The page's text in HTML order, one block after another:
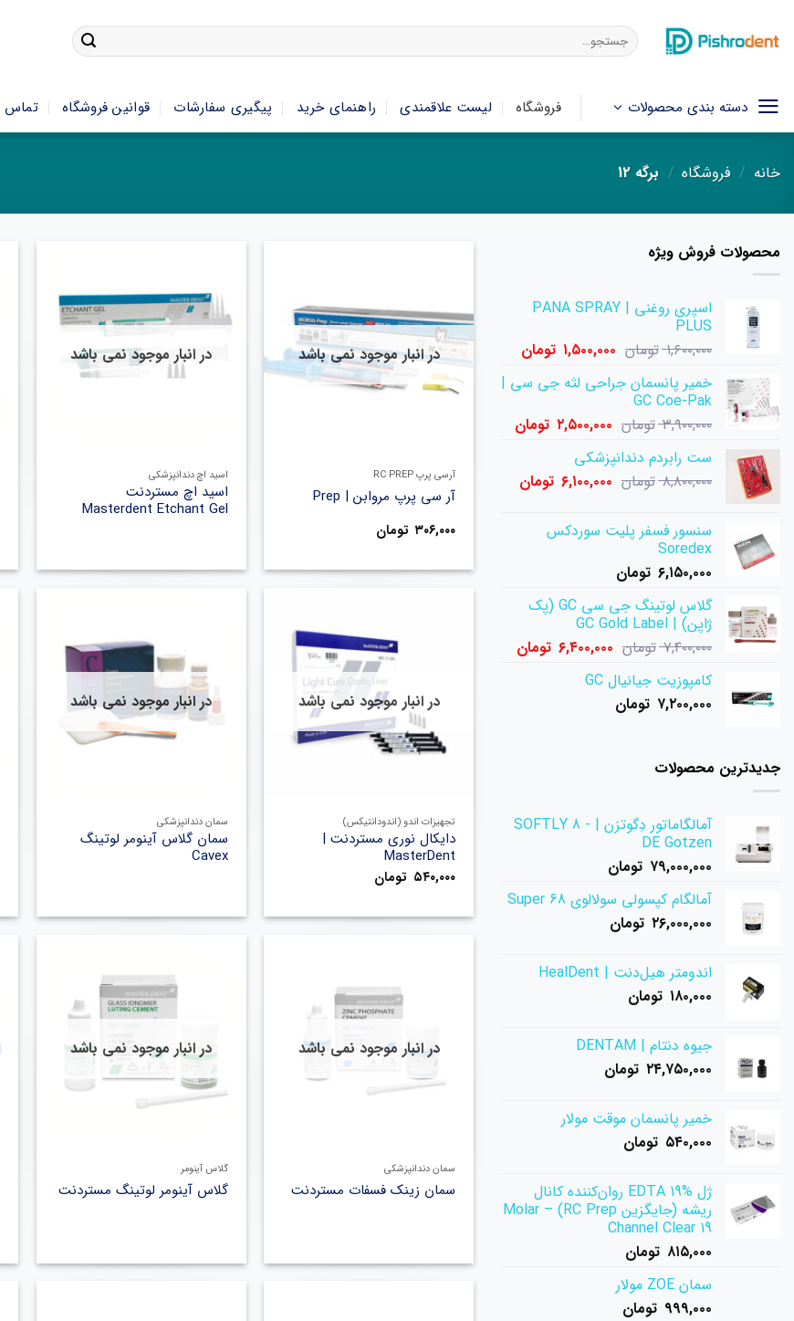
جستجو
برای:
دسته بندی محصولات فروشگاه لیست علاقمندی راهنمای خرید پیگیری سفارشات قوانین فروشگاه تماس
خانه / فروشگاه / برگه 12
محصولات فروش ویژه
اسپری روغنی | PANA SPRAY
PLUS
۱,۶۰۰,۰۰۰ تومان قیمت
۱,۶۰۰,۰۰۰ تومان
۱,۵۰۰,۰۰۰ تومانقیمت
۱,۵۰۰,۰۰۰ تومان.
خمیر پانسمان جراحی لثه جی سی |
GC Coe-Pak
۳,۹۰۰,۰۰۰ تومان قیمت
بود.
۲,۵۰۰,۰۰۰ تومانقیمت
ست رابردم دندانپزشکی
۸,۸۰۰,۰۰۰ تومان قیمت
بود.
۶,۱۰۰,۰۰۰ تومانقیمت
سنسور فسفر پلیت سوردکس
Soredex
۶,۱۵۰,۰۰۰ تومان
گلاس لوتینگ جی سی GC (پک
ژاپن) | GC Gold Label
۷,۴۰۰,۰۰۰ تومان قیمت
۶,۴۰۰,۰۰۰ تومانقیمت
کامپوزیت جیانیال GC
۷,۲۰۰,۰۰۰ تومان
جدیدترین محصولات
آمالگاماتور دِگوتزن | SOFTLY 8 -
DE Gotzen
۷۹,۰۰۰,۰۰۰ تومان
آمالگام کپسولی سولالوی Super 68
۲۶,۰۰۰,۰۰۰ تومان
اندومتر هیل‌دنت | HealDent
۱۸۰,۰۰۰ تومان
جیوه دنتام | DENTAM
۲۴,۷۵۰,۰۰۰ تومان
خمیر پانسمان موقت مولار
۵۴۰,۰۰۰ تومان
ژل EDTA 19% روان‌کننده کانال
ریشه (جایگزین RC Prep) – Molar
Channel Clear 19
۸۱۵,۰۰۰ تومان
سمان ZOE مولار
۹۹۹,۰۰۰ تومان
در انبار موجود نمی باشد
آرسی پرپ RC PREP
آر سی پرپ مروابن | Prep
۳۰۶,۰۰۰ تومان
در انبار موجود نمی باشد
اسید اچ دندانپزشکی
اسید اچ مستردنت
Masterdent Etchant Gel
در انبار موجود نمی باشد
تجهیزات اندو (اندودانتیکس)
دایکال نوری مستردنت |
MasterDent
۵۴۰,۰۰۰ تومان
در انبار موجود نمی باشد
سمان دندانپزشکی
سمان گلاس آینومر لوتینگ
Cavex
در انبار موجود نمی باشد
سمان دندانپزشکی
سمان زینک فسفات مستردنت
در انبار موجود نمی باشد
گلاس آینومر
گلاس آینومر لوتینگ مستردنت